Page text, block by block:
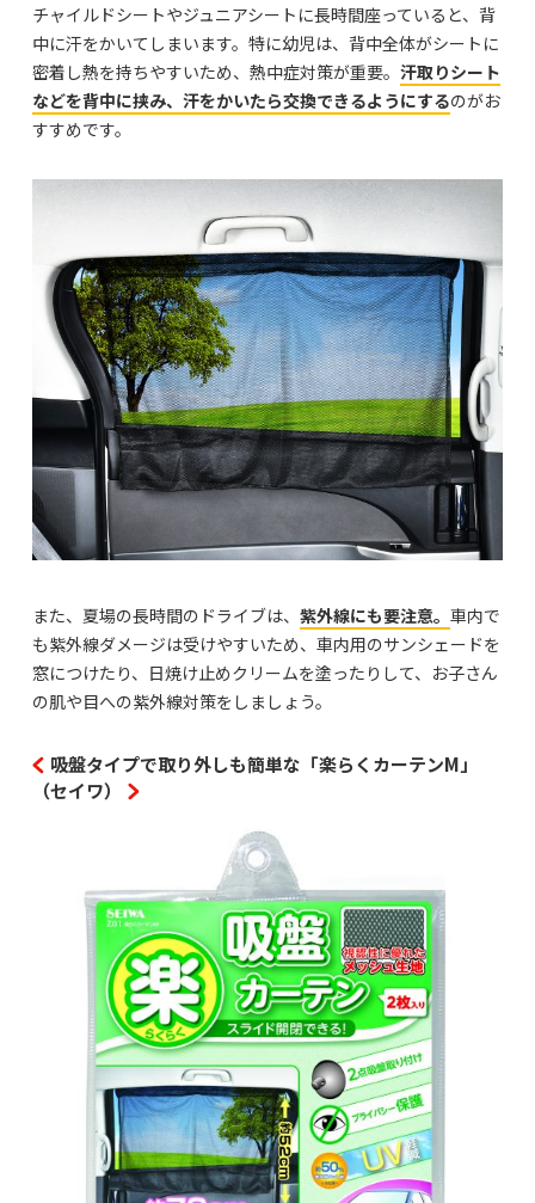
チャイルドシートやジュニアシートに長時間座っていると、背
中に汗をかいてしまいます。特に幼児は、背中全体がシートに
密着し熱を持ちやすいため、熱中症対策が重要。 汗取りシート
などを背中に挟み、汗をかいたら交換できるようにするのがお
すすめです。
また、夏場の長時間のドライブは、 紫外線にも要注意。 車内で
も紫外線ダメージは受けやすいため、車内用のサンシェードを
窓につけたり、日焼け止めクリームを塗ったりして、お子さん
の肌や目への紫外線対策をしましょう。
吸盤タイプで取り外しも簡単な「楽らくカーテンM」
（セイワ）